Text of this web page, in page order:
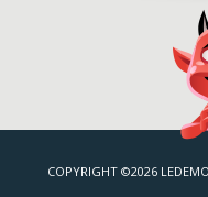
COPYRIGHT ©2026